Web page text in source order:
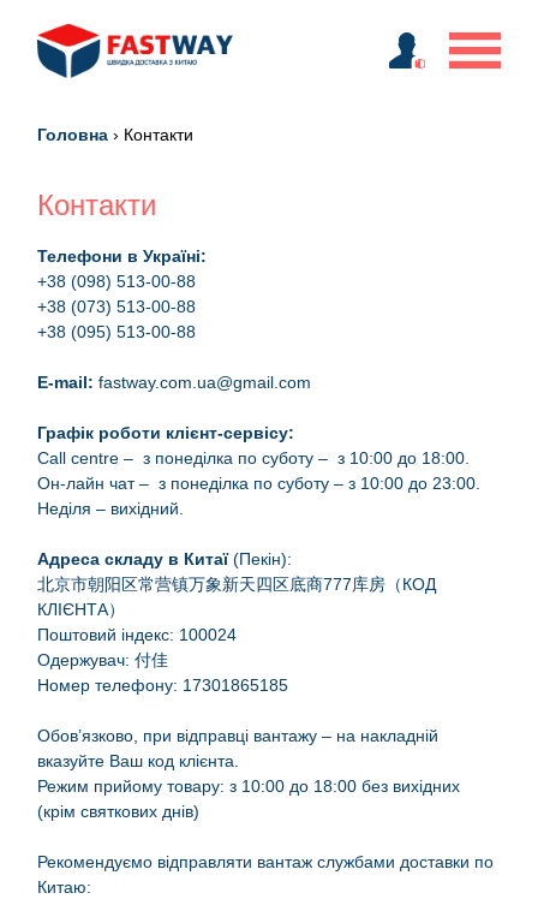
Головна › Контакти
Контакти
Телефони в Україні:
+38 (098) 513-00-88
+38 (073) 513-00-88
+38 (095) 513-00-88
E-mail: fastway.com.ua@gmail.com
Графік роботи клієнт-сервісу:
Call centre – з понеділка по суботу – з 10:00 до 18:00.
Он-лайн чат – з понеділка по суботу – з 10:00 до 23:00.
Неділя – вихідний.
Адреса складу в Китаї(Пекін):
北京市朝阳区常营镇万象新天四区底商777库房（КОД
КЛІЄНТА）
Поштовий індекс: 100024
Одержувач: 付佳
Номер телефону: 17301865185
Обов’язково, при відправці вантажу – на накладній
вказуйте Ваш код клієнта.
Режим прийому товару: з 10:00 до 18:00 без вихідних
(крім святкових днів)
Рекомендуємо відправляти вантаж службами доставки по
Китаю: